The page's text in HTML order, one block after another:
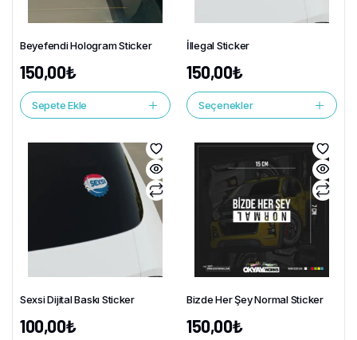
Beyefendi Hologram Sticker
150,00₺
Sepete Ekle
İllegal Sticker
150,00₺
Seçenekler
Sexsi Dijital Baskı Sticker
100,00₺
Bizde Her Şey Normal Sticker
150,00₺